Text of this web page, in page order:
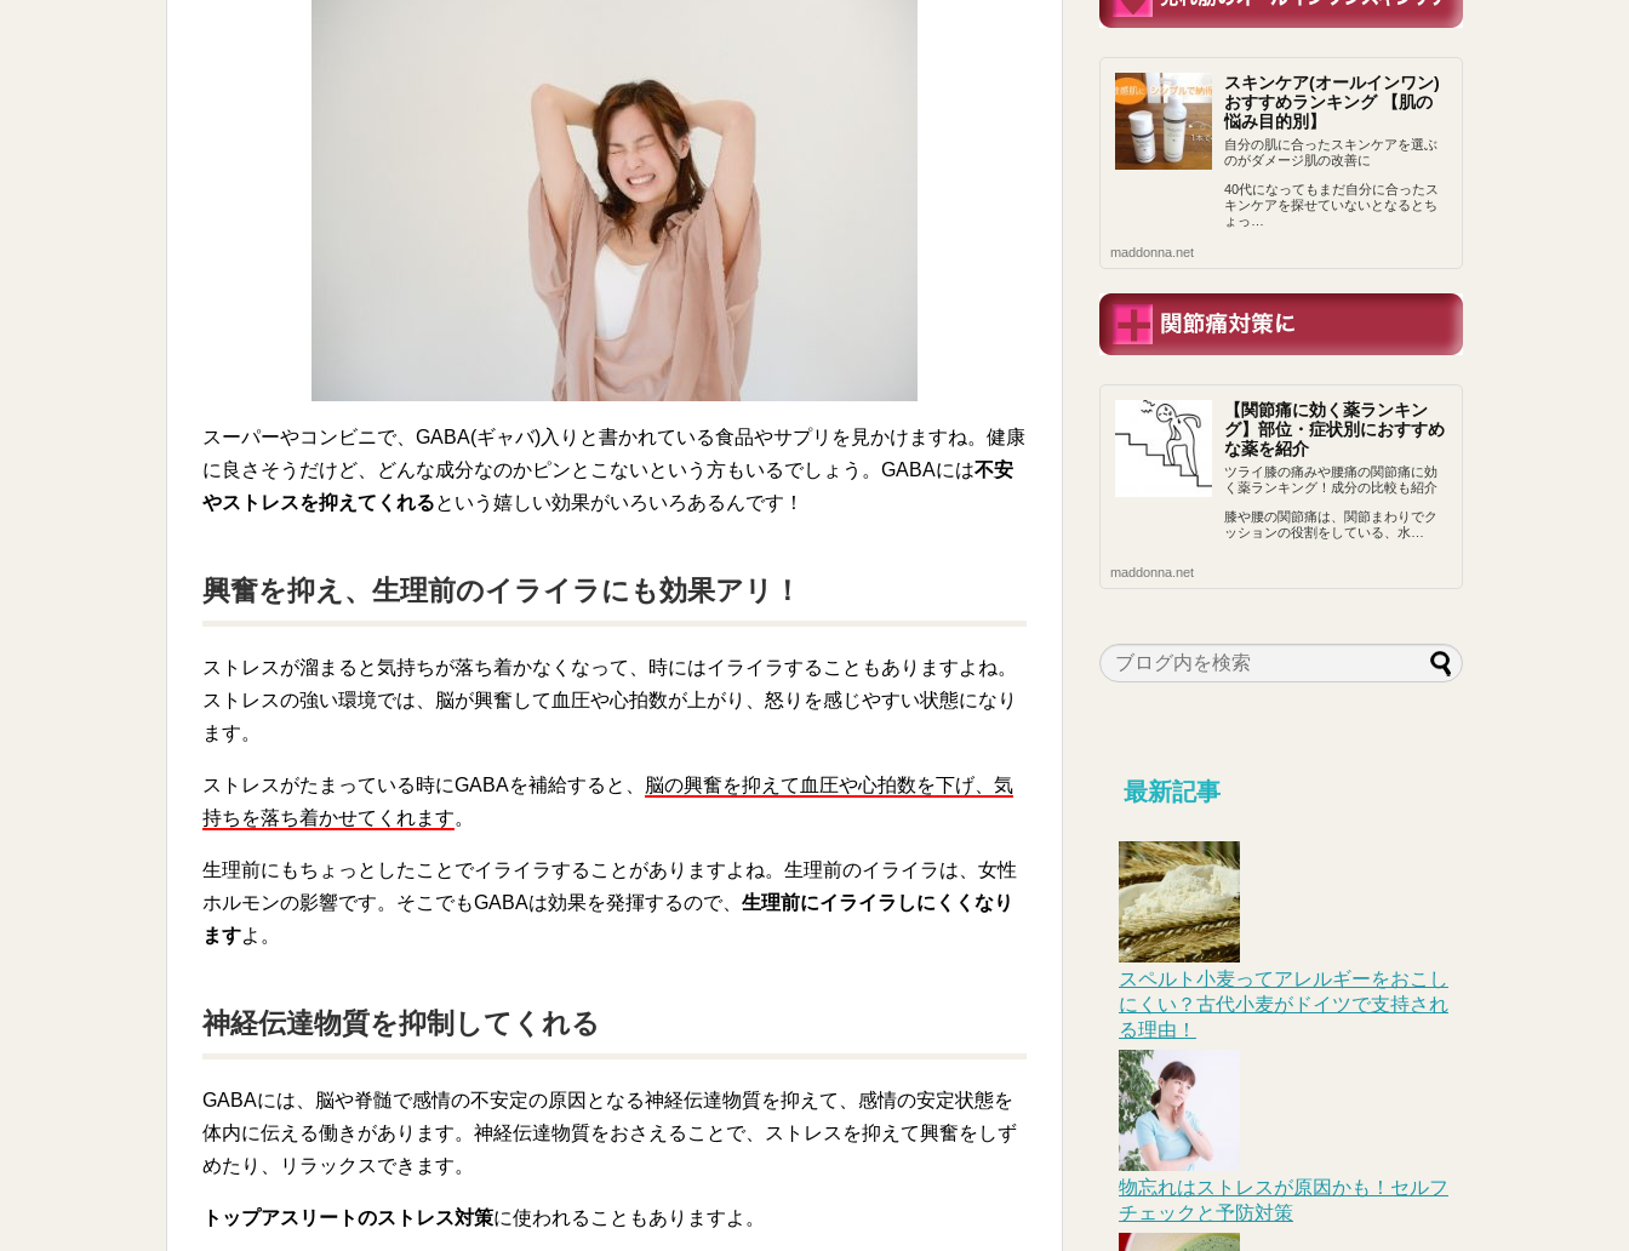
スーパーやコンビニで、GABA(ギャバ)入りと書かれている食品やサプリを見かけますね。健康
に良さそうだけど、どんな成分なのかピンとこないという方もいるでしょう。GABAには不安
やストレスを抑えてくれるという嬉しい効果がいろいろあるんです！
興奮を抑え、生理前のイライラにも効果アリ！
ストレスが溜まると気持ちが落ち着かなくなって、時にはイライラすることもありますよね。
ストレスの強い環境では、脳が興奮して血圧や心拍数が上がり、怒りを感じやすい状態になり
ます。
ストレスがたまっている時にGABAを補給すると、
脳の興奮を抑えて血圧や心拍数を下げ、気
持ちを落ち着かせてくれます。
生理前にもちょっとしたことでイライラすることがありますよね。生理前のイライラは、女性
ホルモンの影響です。そこでもGABAは効果を発揮するので、 生理前にイライラしにくくなり
ますよ。
神経伝達物質を抑制してくれる
GABAには、脳や脊髄で感情の不安定の原因となる神経伝達物質を抑えて、感情の安定状態を
体内に伝える働きがあります。神経伝達物質をおさえることで、ストレスを抑えて興奮をしず
めたり、リラックスできます。
トップアスリートのストレス対策に使われることもありますよ。
スキンケア(オールインワン)
おすすめランキング 【肌の
悩み目的別】
自分の肌に合ったスキンケアを選ぶ
のがダメージ肌の改善に
40代になってもまだ自分に合ったス
キンケアを探せていないとなるとち
ょっ…
maddonna.net
【関節痛に効く薬ランキン
グ】部位・症状別におすすめ
な薬を紹介
ツライ膝の痛みや腰痛の関節痛に効
く薬ランキング！成分の比較も紹介
膝や腰の関節痛は、関節まわりでク
ッションの役割をしている、水…
maddonna.net
最新記事
スペルト小麦ってアレルギーをおこし
にくい？古代小麦がドイツで支持され
る理由！
物忘れはストレスが原因かも！セルフ
チェックと予防対策